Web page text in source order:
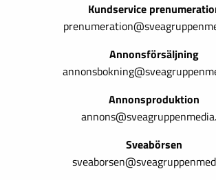
Kundservice
Annonsförsäljning
Annonsproduktion
Sveabörsen